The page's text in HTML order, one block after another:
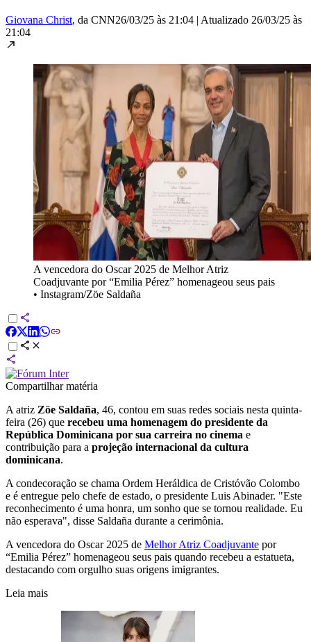
Giovana Christ, da CNN26/03/25 às 21:04 | Atualizado 26/03/25 às
21:04
A vencedora do Oscar 2025 de Melhor Atriz
Coadjuvante por “Emilia Pérez” homenageou seus pais
• Instagram/Zöe Saldaña
Compartilhar matéria
A atriz Zöe Saldaña, 46, contou em suas redes sociais nesta quinta-
feira (26) que recebeu uma homenagem do presidente da
República Dominicana por sua carreira no cinema e
contribuição para a projeção internacional da cultura
dominicana.
A condecoração se chama Ordem Heráldica de Cristóvão Colombo
e é entregue pelo chefe de estado, o presidente Luis Abinader. "Este
reconhecimento é uma honra, um sonho que se tornou realidade. Eu
não esperava", disse Saldaña durante a cerimônia.
A vencedora do Oscar 2025 de Melhor Atriz Coadjuvante por
“Emilia Pérez” homenageou seus pais quando recebeu a estatueta,
destacando com orgulho suas origens imigrantes.
Leia mais